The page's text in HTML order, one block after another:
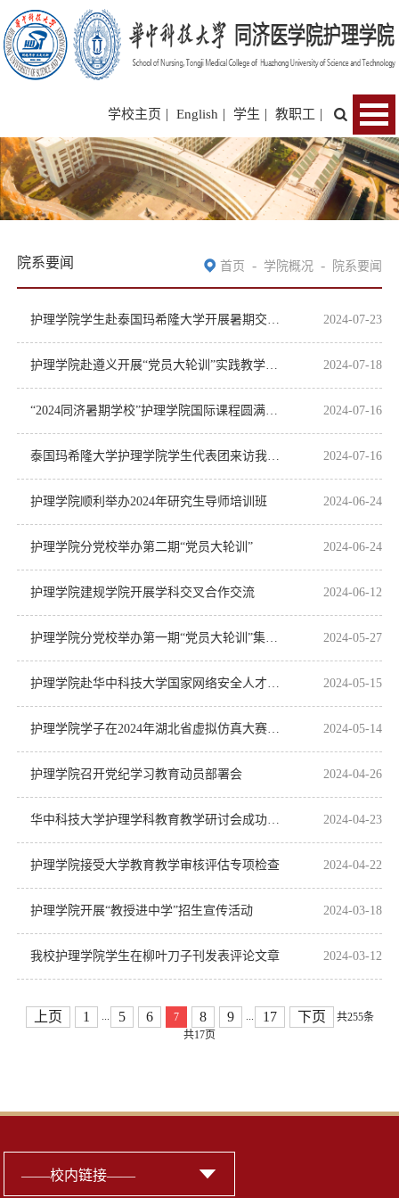
学校主页 | English | 学生 | 教职工 |
院系要闻 首页 - 学院概况 - 院系要闻
护理学院学生赴泰国玛希隆大学开展暑期交流项目 2024-07-23
护理学院赴遵义开展“党员大轮训”实践教学暨主题党建活动 2024-07-18
“2024同济暑期学校”护理学院国际课程圆满结课 2024-07-16
泰国玛希隆大学护理学院学生代表团来访我校同济医学院护理学院及附属医院 2024-07-16
护理学院顺利举办2024年研究生导师培训班 2024-06-24
护理学院分党校举办第二期“党员大轮训” 2024-06-24
护理学院建规学院开展学科交叉合作交流 2024-06-12
护理学院分党校举办第一期“党员大轮训”集中培训班 2024-05-27
护理学院赴华中科技大学国家网络安全人才与创新基地校区开展党员实践教学活动 2024-05-15
护理学院学子在2024年湖北省虚拟仿真大赛斩获佳绩 2024-05-14
护理学院召开党纪学习教育动员部署会 2024-04-26
华中科技大学护理学科教育教学研讨会成功举办 2024-04-23
护理学院接受大学教育教学审核评估专项检查 2024-04-22
护理学院开展“教授进中学”招生宣传活动 2024-03-18
我校护理学院学生在柳叶刀子刊发表评论文章 2024-03-12
上页 1 ... 5 6 7 8 9 ... 17 下页
共255条
共17页